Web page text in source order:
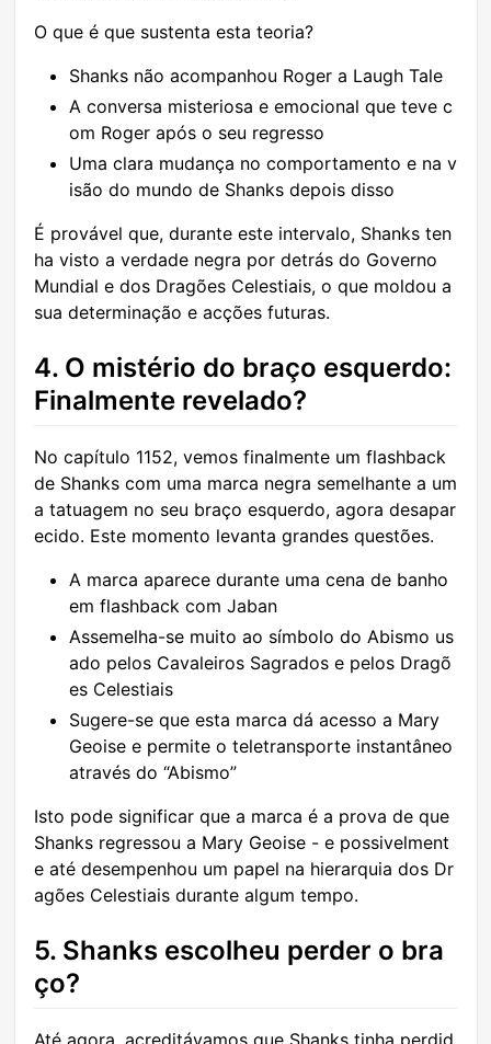
O que é que sustenta esta teoria?
Shanks não acompanhou Roger a Laugh Tale
A conversa misteriosa e emocional que teve c
om Roger após o seu regresso
Uma clara mudança no comportamento e na v
isão do mundo de Shanks depois disso
É provável que, durante este intervalo, Shanks ten
ha visto a verdade negra por detrás do Governo
Mundial e dos Dragões Celestiais, o que moldou a
sua determinação e acções futuras.
4. O mistério do braço esquerdo:
Finalmente revelado?
No capítulo 1152, vemos finalmente um flashback
de Shanks com uma marca negra semelhante a um
a tatuagem no seu braço esquerdo, agora desapar
ecido. Este momento levanta grandes questões.
A marca aparece durante uma cena de banho
em flashback com Jaban
Assemelha-se muito ao símbolo do Abismo us
ado pelos Cavaleiros Sagrados e pelos Dragõ
es Celestiais
Sugere-se que esta marca dá acesso a Mary
Geoise e permite o teletransporte instantâneo
através do “Abismo”
Isto pode significar que a marca é a prova de que
Shanks regressou a Mary Geoise - e possivelment
e até desempenhou um papel na hierarquia dos Dr
agões Celestiais durante algum tempo.
5. Shanks escolheu perder o bra
ço?
Até agora, acreditávamos que Shanks tinha perdid